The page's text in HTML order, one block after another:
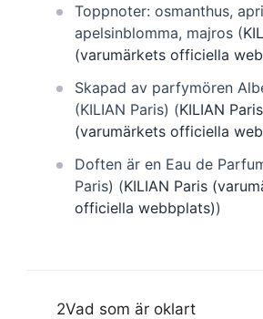
Toppnoter: osmanthus,
apelsinblomma, majros (
(varumärkets officiella
Skapad av parfymören
(KILIAN Paris) (KILIAN Paris
(varumärkets officiella
Doften är en Eau de
Paris) (KILIAN Paris
officiella webbplats))
2Vad som är oklart